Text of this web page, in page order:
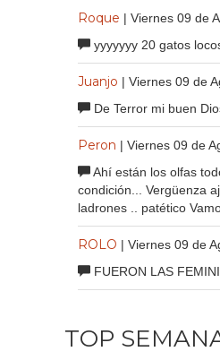
Roque | Viernes 09 de
yyyyyyy 20 gatos
Juanjo | Viernes 09 de
De Terror mi buen
Peron | Viernes 09 de
Ahí están los olfas
condición... Vergüenza
ladrones .. patético
ROLO | Viernes 09 de
FUERON LAS
TOP